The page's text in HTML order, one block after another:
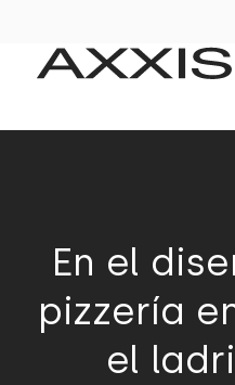
En el
pizzería
el